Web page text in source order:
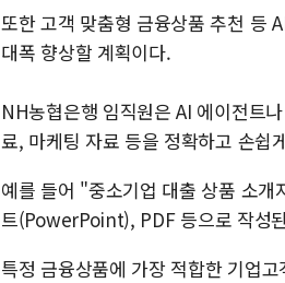
또한 고객 맞춤형 금융상품 추천 등
대폭 향상할 계획이다.
NH농협은행 임직원은 AI 에이전트
료, 마케팅 자료 등을 정확하고 손쉽
예를 들어 "중소기업 대출 상품 소
트(PowerPoint), PDF 등으로 작성
특정 금융상품에 가장 적합한 기업